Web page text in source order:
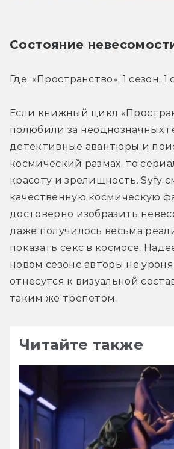
Состояние
Где: «Пространство», 1 сезон, 1
Если книжный цикл
полюбили за неоднозначных
детективные авантюры и
космический размах, то
красоту и зрелищность. Syfy
качественную космическую
достоверно изобразить
даже получилось весьма
показать секс в космосе.
новом сезоне авторы не
отнесутся к визуальной
таким же трепетом.
Читайте также